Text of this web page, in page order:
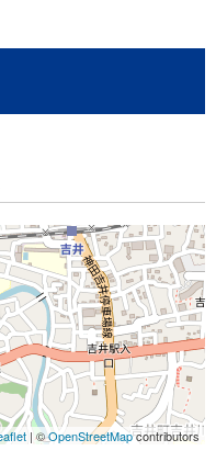
| ©OpenStreetMapcontributors